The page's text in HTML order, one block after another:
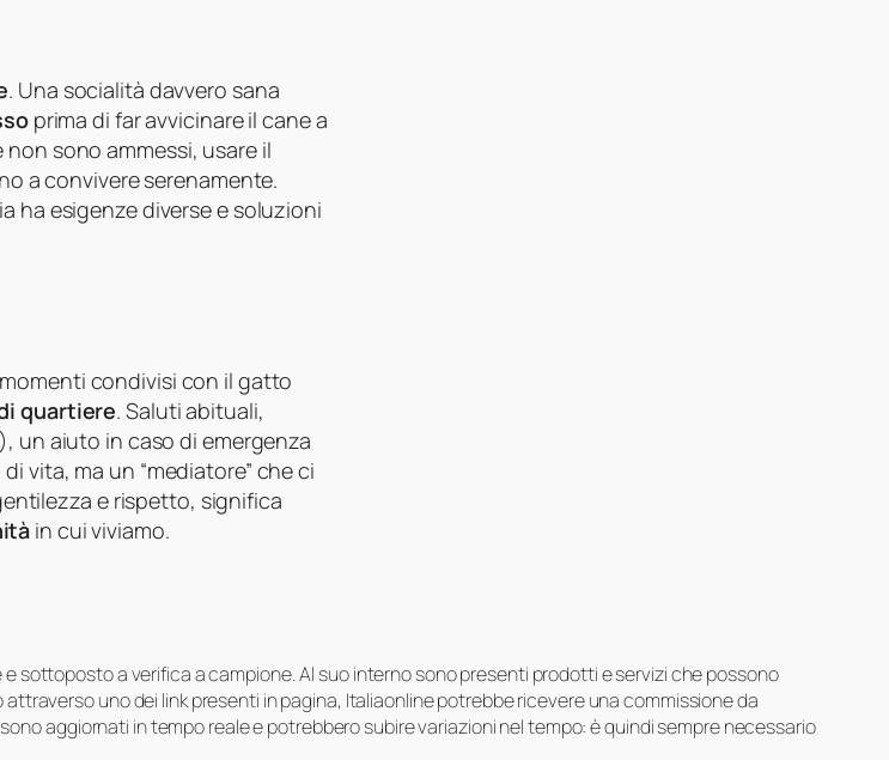
. Una socialità davvero sana
prima di far avvicinare il cane a
sono ammessi, usare il
a convivere serenamente.
ha esigenze diverse e soluzioni
condivisi con il gatto
quartiere. Saluti abituali,
un aiuto in caso di emergenza
vita, ma un “mediatore” che ci
e rispetto, significa
in cui viviamo.
sottoposto a verifica a campione. Al suo interno sono presenti prodotti e servizi che possono
uno dei link presenti in pagina, Italiaonline potrebbe ricevere una commissione da
aggiornati in tempo reale e potrebbero subire variazioni nel tempo: è quindi sempre necessario